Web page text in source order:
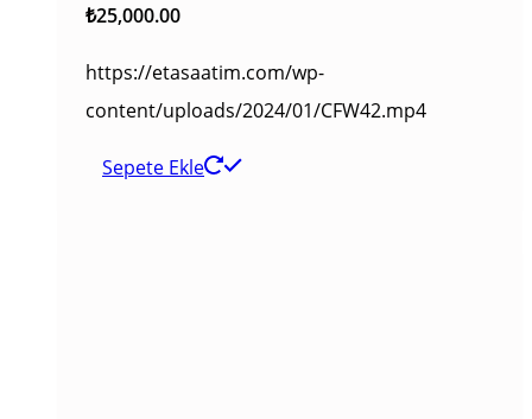
₺25,000.00
https://etasaatim.com/wp-
content/uploads/2024/01/CFW42.mp4
Sepete Ekle